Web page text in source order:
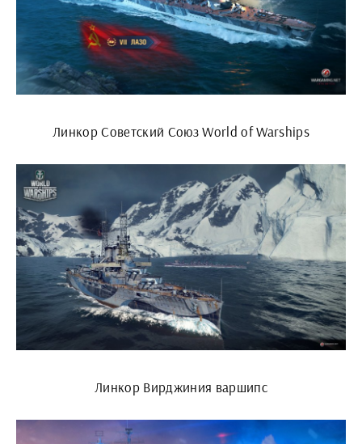
Линкор Советский Союз World of Warships
Линкор Вирджиния варшипс